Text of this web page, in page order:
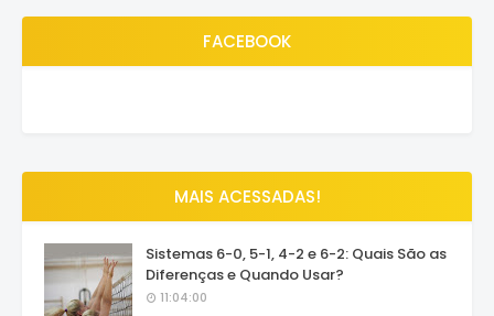
FACEBOOK
MAIS ACESSADAS!
Sistemas 6-0, 5-1, 4-2 e 6-2: Quais São as
Diferenças e Quando Usar?
11:04:00